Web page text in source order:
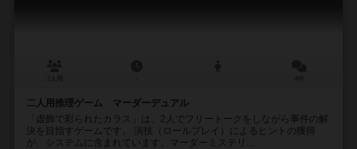
二人用推理ゲーム マーダーデュアル
「虚飾で彩られたカラス」は、2人でフリートークをしながら事件の解
決を目指すゲームです。 演技（ロールプレイ）によるヒントの獲得
が、システムに含まれています。マーダーミステリ...